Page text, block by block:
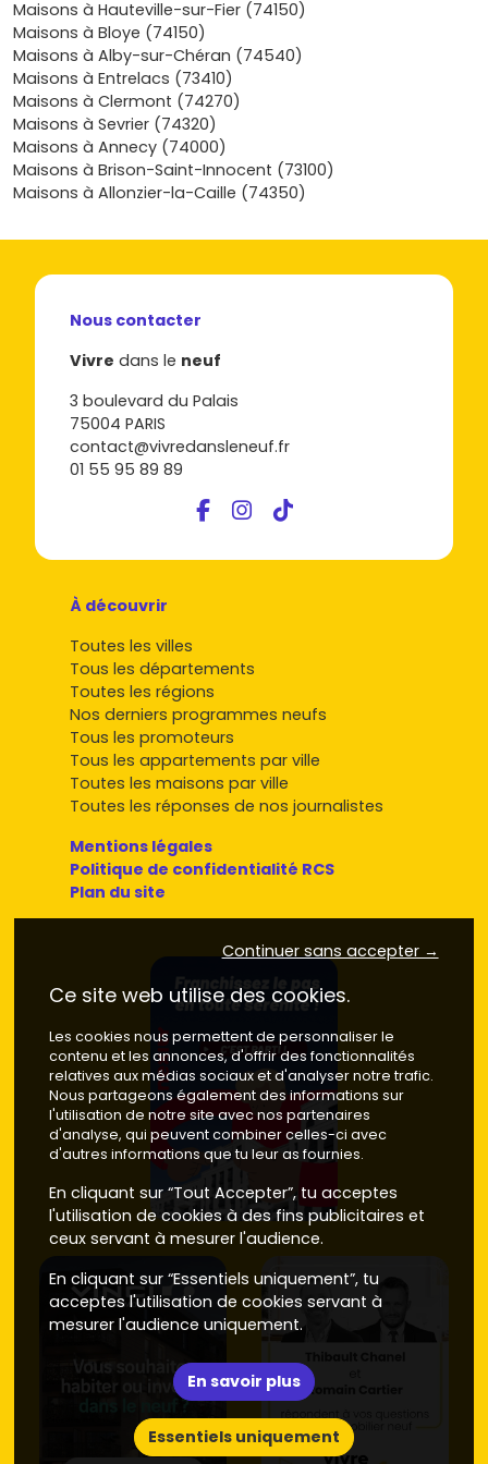
les plans, les niveaux de prestation et les prix, repère les
disponibilités par quartier et contacte un conseiller pour
affiner ton financement et programmer une visite ; en
quelques clics, tu fais le tri et tu mets toutes les chances
de ton côté pour emménager dans la maison qui te
ressemble.
Maisons à Hauteville-sur-Fier (74150)
Maisons à Bloye (74150)
Maisons à Alby-sur-Chéran (74540)
Maisons à Entrelacs (73410)
Maisons à Clermont (74270)
Maisons à Sevrier (74320)
Maisons à Annecy (74000)
Maisons à Brison-Saint-Innocent (73100)
Maisons à Allonzier-la-Caille (74350)
Nous contacter
Vivre dans le neuf
3 boulevard du Palais
75004 PARIS
contact@vivredansleneuf.fr
01 55 95 89 89
À découvrir
Toutes les villes
Tous les départements
Toutes les régions
Nos derniers programmes neufs
Tous les promoteurs
Tous les appartements par ville
Toutes les maisons par ville
Toutes les réponses de nos journalistes
Mentions légales
Politique de confidentialité RCS
Plan du site
Continuer sans accepter →
Ce site web utilise des cookies.
Les cookies nous permettent de personnaliser le
contenu et les annonces, d'offrir des fonctionnalités
relatives aux médias sociaux et d'analyser notre trafic.
Nous partageons également des informations sur
l'utilisation de notre site avec nos partenaires
d'analyse, qui peuvent combiner celles-ci avec
d'autres informations que tu leur as fournies.
En cliquant sur “Tout Accepter”, tu acceptes
l'utilisation de cookies à des fins publicitaires et
ceux servant à mesurer l'audience.
En cliquant sur “Essentiels uniquement”, tu
acceptes l'utilisation de cookies servant à
mesurer l'audience uniquement.
En savoir plus
Essentiels uniquement